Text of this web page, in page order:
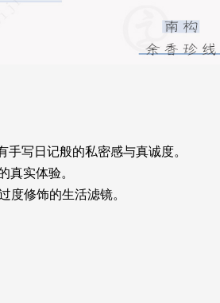
写日记般的私密感与真诚度。
实体验。
修饰的生活滤镜。